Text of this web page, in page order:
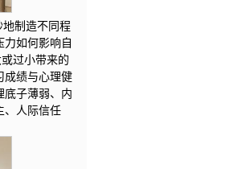
地制造不同程
如何影响自
过小带来的
成绩与心理健
底子薄弱、内
、人际信任